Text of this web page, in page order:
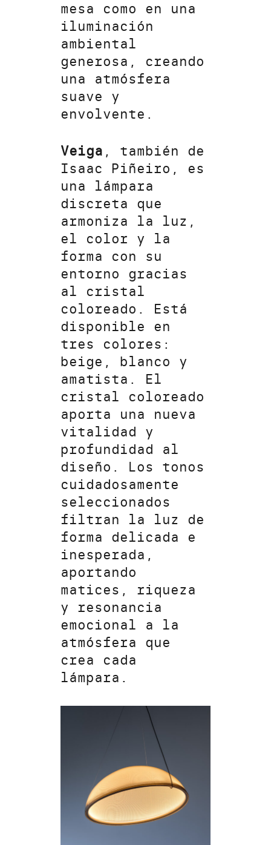
mesa como en una
iluminación
ambiental
generosa, creando
una atmósfera
suave y
envolvente.
Veiga , también de
Isaac Piñeiro, es
una lámpara
discreta que
armoniza la luz,
el color y la
forma con su
entorno gracias
al cristal
coloreado. Está
disponible en
tres colores:
beige, blanco y
amatista. El
cristal coloreado
aporta una nueva
vitalidad y
profundidad al
diseño. Los tonos
cuidadosamente
seleccionados
filtran la luz de
forma delicada e
inesperada,
aportando
matices, riqueza
y resonancia
emocional a la
atmósfera que
crea cada
lámpara.